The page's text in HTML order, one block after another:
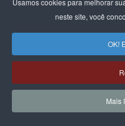
Usamos cookies para melhorar
neste site, você
OK!
Mais